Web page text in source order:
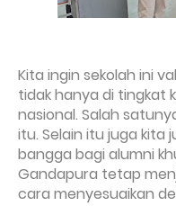
Kita ingin sekolah ini
tidak hanya di tingkat
nasional. Salah
itu. Selain itu juga kita
bangga bagi alumni
Gandapura tetap
cara menyesuaikan